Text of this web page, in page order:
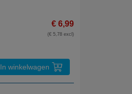
€ 6,99
(€ 5,78 excl)
In winkelwagen